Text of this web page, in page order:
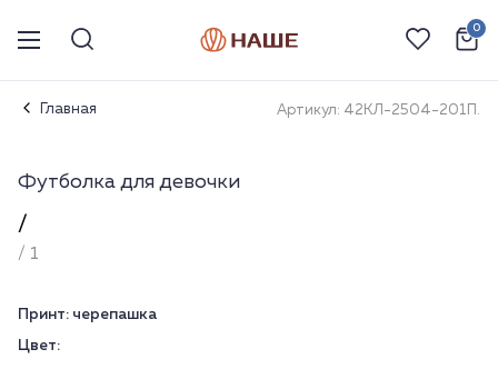
0
Главная Артикул: 42КЛ-2504-201П.
Футболка для девочки
/
/ 1
Принт: черепашка
Цвет: